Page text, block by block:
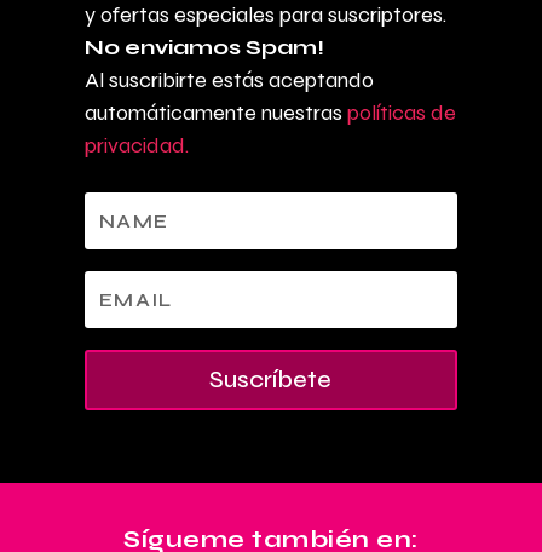
y ofertas especiales para suscriptores.
No enviamos Spam!
Al suscribirte estás aceptando
automáticamente nuestras políticas de
privacidad.
Suscríbete
Sígueme también en: